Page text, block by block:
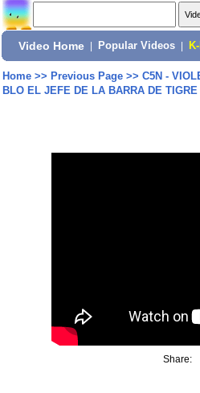
Video Home Popular Videos
Home>> Previous Page>> C5N -
BLO EL JEFE DE LA BARRA DE TIGRE
Share: